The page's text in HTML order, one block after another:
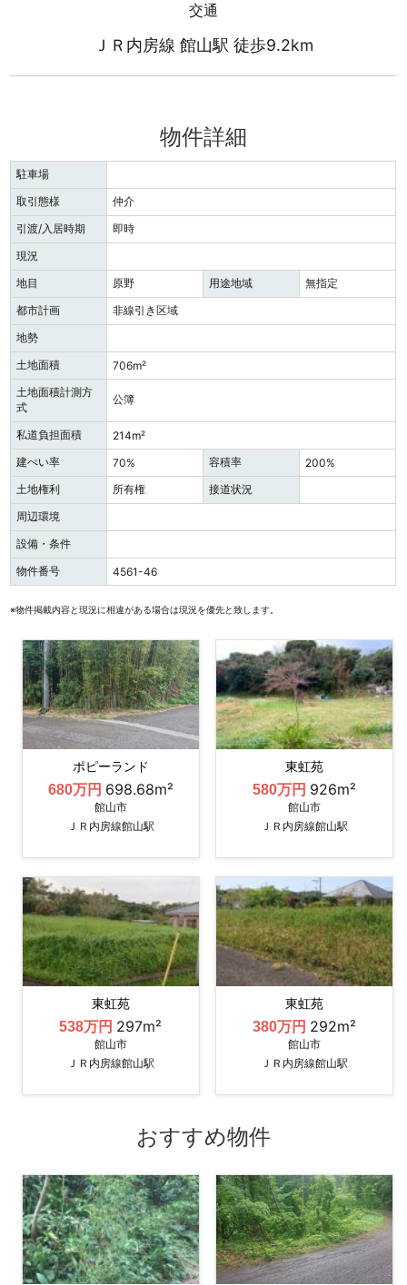
交通
ＪＲ内房線 館山駅 徒歩9.2km
物件詳細
駐車場
取引態様
仲介
引渡/入居時期
即時
現況
地目
原野 用途地域
無指定
都市計画
非線引き区域
地勢
土地面積
706m²
土地面積計測方
式
公簿
私道負担面積
214m²
建ぺい率
70% 容積率
200%
土地権利
所有権
接道状況
周辺環境
設備・条件
物件番号
4561-46
※物件掲載内容と現況に相違がある場合は現況を優先と致します。
ポピーランド
680万円 698.68m²
館山市
ＪＲ内房線館山駅
東虹苑
580万円 926m²
館山市
ＪＲ内房線館山駅
東虹苑
538万円 297m²
館山市
ＪＲ内房線館山駅
東虹苑
380万円 292m²
館山市
ＪＲ内房線館山駅
おすすめ物件